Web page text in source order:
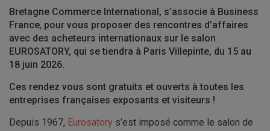
Bretagne Commerce International, s’associe à Business
France, pour vous proposer des rencontres d’affaires
avec des acheteurs internationaux sur le salon
EUROSATORY, qui se tiendra à Paris Villepinte, du 15 au
18 juin 2026.
Ces rendez vous sont gratuits et ouverts à toutes les
entreprises françaises exposants et visiteurs !
Depuis 1967, Eurosatory s’est imposé comme le salon de